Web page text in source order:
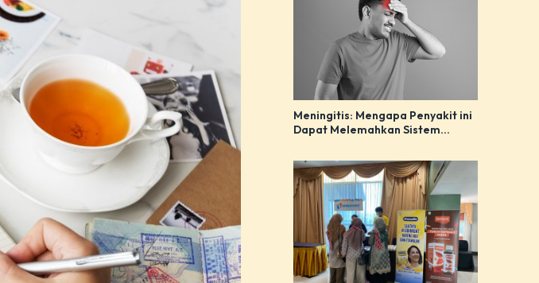
Meningitis: Mengapa Penyakit ini
Dapat Melemahkan Sistem